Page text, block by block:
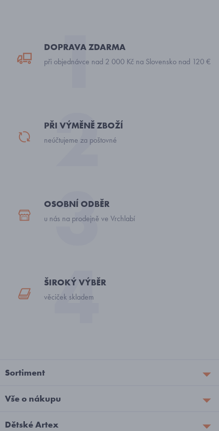
DOPRAVA ZDARMA
při objednávce nad 2 000 Kč na Slovensko nad 120 €
PŘI VÝMĚNĚ ZBOŽÍ
neúčtujeme za poštovné
OSOBNÍ ODBĚR
u nás na prodejně ve Vrchlabí
ŠIROKÝ VÝBĚR
věciček skladem
Sortiment
Vše o nákupu
Dětské Artex